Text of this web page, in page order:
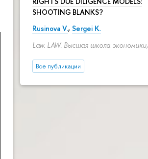
SHOOTING BLANKS?
Rusinova V., Sergei K.
Law. LAW. Высшая школа
Все публикации